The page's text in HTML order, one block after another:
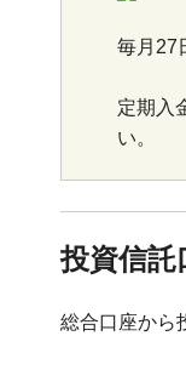
毎月27
定期入
い。
投資信託
総合口座から